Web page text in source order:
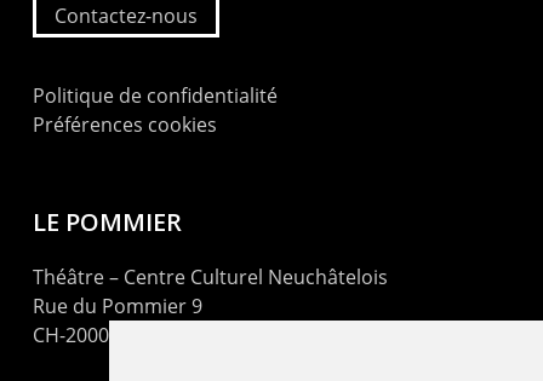
Contactez-nous
Politique de confidentialité
Préférences cookies
LE POMMIER
Théâtre – Centre Culturel Neuchâtelois
Rue du Pommier 9
CH-2000 Neuchâtel